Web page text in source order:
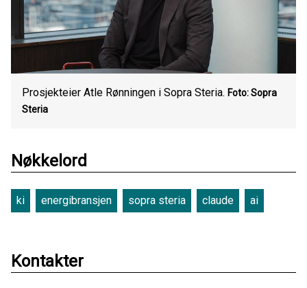
Prosjekteier Atle Rønningen i Sopra Steria. Foto: Sopra
Steria
Nøkkelord
ki energibransjen sopra steria claude ai
Kontakter